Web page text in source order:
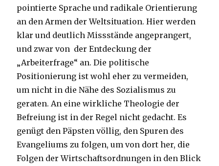
pointierte Sprache und radikale Orientierung
an den Armen der Weltsituation. Hier werden
klar und deutlich Missstände angeprangert,
und zwar von der Entdeckung der
„Arbeiterfrage“ an. Die politische
Positionierung ist wohl eher zu vermeiden,
um nicht in die Nähe des Sozialismus zu
geraten. An eine wirkliche Theologie der
Befreiung ist in der Regel nicht gedacht. Es
genügt den Päpsten völlig, den Spuren des
Evangeliums zu folgen, um von dort her, die
Folgen der Wirtschaftsordnungen in den Blick